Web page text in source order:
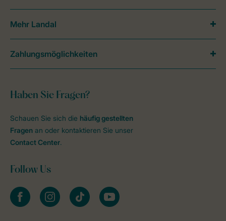
Haben Sie Fragen?
Schauen Sie sich die häufig gestellten
Fragen an oder kontaktieren Sie unser
Contact Center.
Follow Us
facebookinstagramtiktok youtube
Mehr Landal
Zahlungsmöglichkeiten